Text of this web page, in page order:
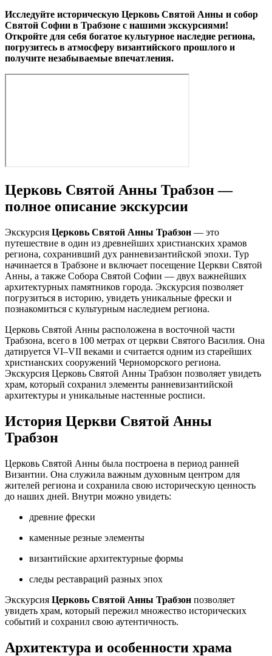
Исследуйте историческую Церковь Святой Анны и собор
Святой Софии в Трабзоне с нашими экскурсиями!
Откройте для себя богатое культурное наследие региона,
погрузитесь в атмосферу византийского прошлого и
получите незабываемые впечатления.
Церковь Святой Анны Трабзон —
полное описание экскурсии
Экскурсия Церковь Святой Анны Трабзон — это
путешествие в один из древнейших христианских храмов
региона, сохранивший дух ранневизантийской эпохи. Тур
начинается в Трабзоне и включает посещение Церкви Святой
Анны, а также Собора Святой Софии — двух важнейших
архитектурных памятников города. Экскурсия позволяет
погрузиться в историю, увидеть уникальные фрески и
познакомиться с культурным наследием региона.
Церковь Святой Анны расположена в восточной части
Трабзона, всего в 100 метрах от церкви Святого Василия. Она
датируется VI–VII веками и считается одним из старейших
христианских сооружений Черноморского региона.
Экскурсия Церковь Святой Анны Трабзон позволяет увидеть
храм, который сохранил элементы ранневизантийской
архитектуры и уникальные настенные росписи.
История Церкви Святой Анны
Трабзон
Церковь Святой Анны была построена в период ранней
Византии. Она служила важным духовным центром для
жителей региона и сохранила свою историческую ценность
до наших дней. Внутри можно увидеть:
древние фрески
каменные резные элементы
византийские архитектурные формы
следы реставраций разных эпох
Экскурсия Церковь Святой Анны Трабзон позволяет
увидеть храм, который пережил множество исторических
событий и сохранил свою аутентичность.
Архитектура и особенности храма